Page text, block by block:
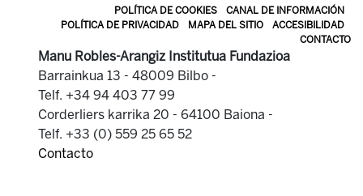
POLÍTICA DE COOKIES
CANAL DE INFORMACIÓN
POLÍTICA DE PRIVACIDAD
MAPA DEL SITIO
ACCESIBILIDAD
CONTACTO
Manu Robles-Arangiz Institutua Fundazioa
Barrainkua 13 - 48009 Bilbo -
Telf. +34 94 403 77 99
Corderliers karrika 20 - 64100 Baiona -
Telf. +33 (0) 559 25 65 52
Contacto